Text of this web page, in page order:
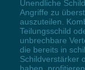
Unendliche
Angriffe zu
auszuteilen.
Teilungsschild
unbrechbare
die bereits in
Schildverstärker